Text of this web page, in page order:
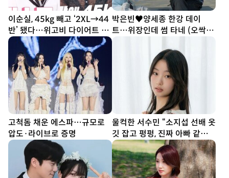
이순실, 45kg 빼고 ‘2XL→44
반’ 됐다…위고비 다이어트 결
과
박은빈♥양세종 한강 데이
트…위장인데 썸 타네 (오싹한
고척돔 채운 에스파…규모로
압도·라이브로 증명
울컥한 서수민 “소지섭 선배 옷
깃 잡고 펑펑, 진짜 아빠 같았
다” (종합)[DA인터뷰]